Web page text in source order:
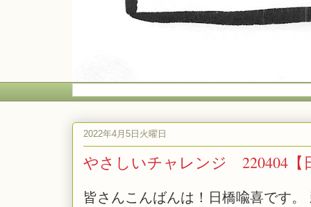
2022年4月5日火曜日
やさしいチャレンジ 220404【
皆さんこんばんは！日橋喩喜です